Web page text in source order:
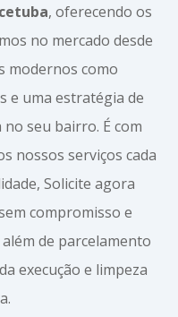
, oferecendo os
no mercado desde
modernos como
e uma estratégia de
seu bairro. É com
nossos serviços cada
Solicite agora
compromisso e
de parcelamento
da execução e limpeza